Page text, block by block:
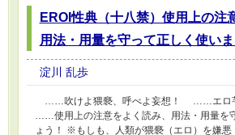
EROI性典（十八禁）使用上の注
用法・用量を守って正しく使いま
淀川 乱歩
……吹けよ猥褻、呼べよ妄想！ ……エロ
……使用上の注意をよく読み、用法・用量を
ょう！ ※もしも、人類が猥褻（エロ）を嫌悪